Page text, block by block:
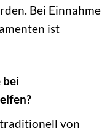
Bei Einnahme
ist
bei
von